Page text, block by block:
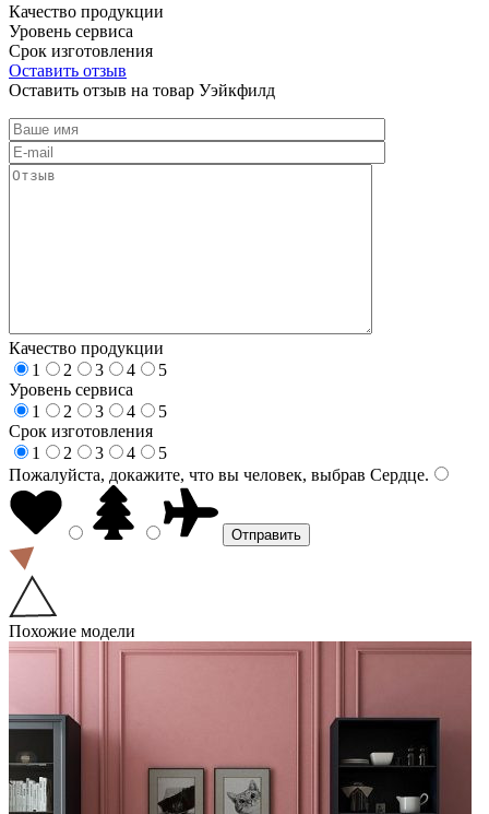
Качество продукции
Уровень сервиса
Срок изготовления
Оставить отзыв
Оставить отзыв на товар Уэйкфилд
Качество продукции
1
2 3 4
5
Уровень сервиса
1
2 3 4
5
Срок изготовления
1
2 3 4
5
Пожалуйста, докажите, что вы человек, выбрав Сердце.
Похожие модели